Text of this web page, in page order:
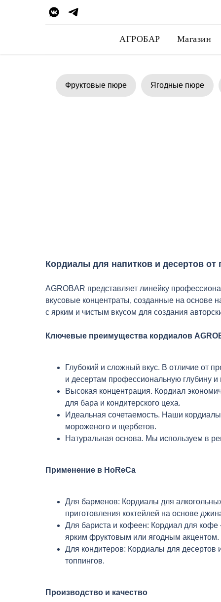
АГРОБАР Магазин
Фруктовые пюре Ягодные пюре
Кордиалы для напитков и десертов от
AGROBAR представляет линейку
вкусовые концентраты, созданные на основе
с ярким и чистым вкусом для создания
Ключевые преимущества кордиалов
Глубокий и сложный вкус. В отличие от
и десертам профессиональную глубину
Высокая концентрация. Кордиал
для бара и кондитерского цеха.
Идеальная сочетаемость. Наши
мороженого и щербетов.
Натуральная основа. Мы используем в
Применение в HoReCa
Для барменов: Кордиалы для
приготовления коктейлей на основе
Для бариста и кофеен: Кордиал для
ярким фруктовым или ягодным акцентом.
Для кондитеров: Кордиалы для десертов
топпингов.
Производство и качество